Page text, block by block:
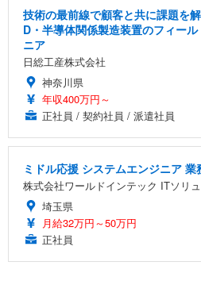
技術の最前線で顧客と共に課題を
D・半導体関係製造装置のフィー
ニア
日総工産株式会社
神奈川県
年収400万円～
正社員 / 契約社員 / 派遣社員
ミドル応援 システムエンジニア
株式会社ワールドインテック ITソリ
埼玉県
月給32万円～50万円
正社員